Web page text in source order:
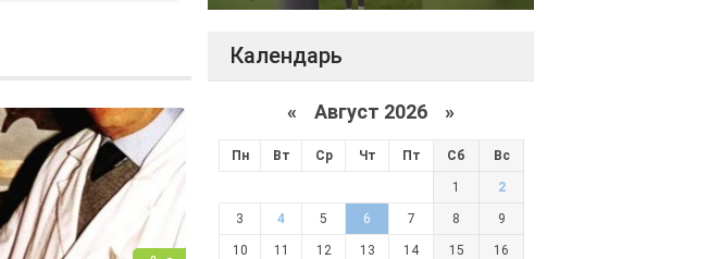
Календарь
« Август 2026 »
Пн Вт Ср Чт Пт Сб Вс
1 2
3 4 5 6 7 8 9
10 11 12 13 14 15 16